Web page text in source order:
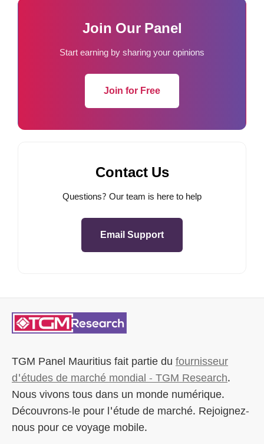
Join Our Panel
Start earning by sharing your opinions
Join for Free
Contact Us
Questions? Our team is here to help
Email Support
TGM Panel Mauritiusfait partie dufournisseur
d'études de marché mondial - TGM Research.
Nous vivons tous dans un monde numérique.
Découvrons-le pour l'étude de marché. Rejoignez-
nous pour ce voyage mobile.